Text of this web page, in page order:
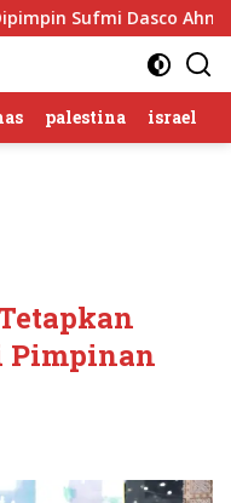
Dasco Ahmad
palestina israel
Pimpinan